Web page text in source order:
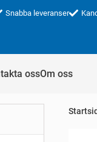
Snabba leveranser
ossOm oss